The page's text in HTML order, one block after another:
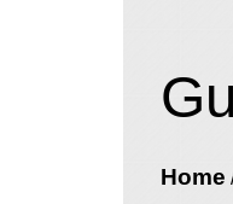
Home